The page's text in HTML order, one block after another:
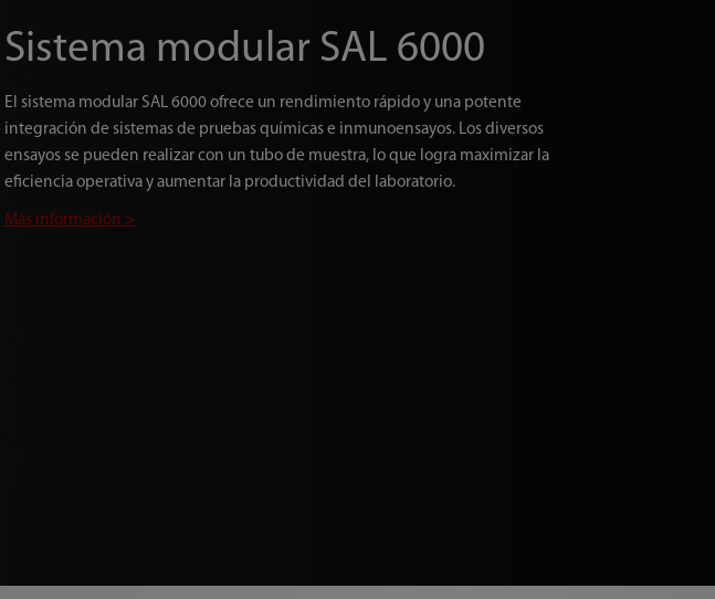
Sistema modular SAL 6000
El sistema modular SAL 6000 ofrece un rendimiento rápido y una potente
integración de sistemas de pruebas químicas e inmunoensayos. Los diversos
ensayos se pueden realizar con un tubo de muestra, lo que logra maximizar la
eficiencia operativa y aumentar la productividad del laboratorio.
Más información >